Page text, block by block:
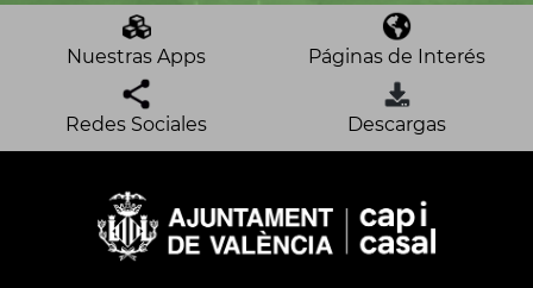
Nuestras Apps Páginas de Interés
Redes Sociales Descargas